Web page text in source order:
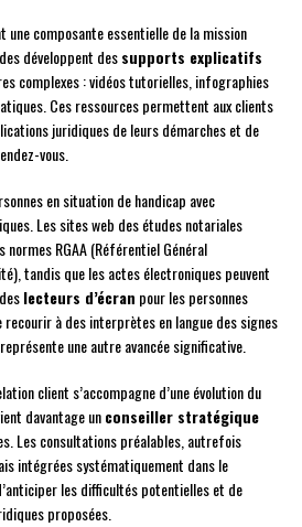
une composante essentielle de la mission
développent dessupports explicatifs
complexes : vidéos tutorielles, infographies
Ces ressources permettent aux clients
juridiques de leurs démarches et de
vous.
en situation de handicap avec
Les sites web des études notariales
RGAA (Référentiel Général
tandis que les actes électroniques peuvent
lecteurs d’écran pour les personnes
à des interprètes en langue des signes
une autre avancée significative.
client s’accompagne d’une évolution du
davantage unconseiller stratégique
Les consultations préalables, autrefois
intégrées systématiquement dans le
les difficultés potentielles et de
proposées.